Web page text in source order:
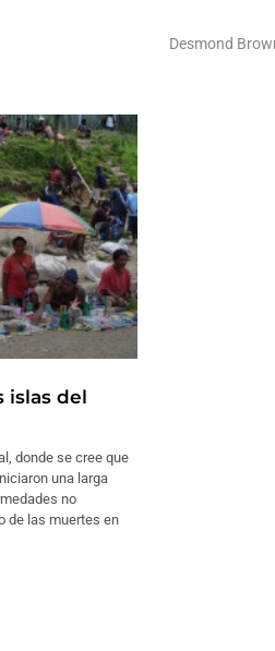
Desmond
islas del
donde se cree que
una larga
no
de las muertes en